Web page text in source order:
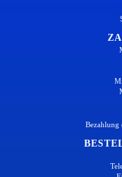
Bezahlung